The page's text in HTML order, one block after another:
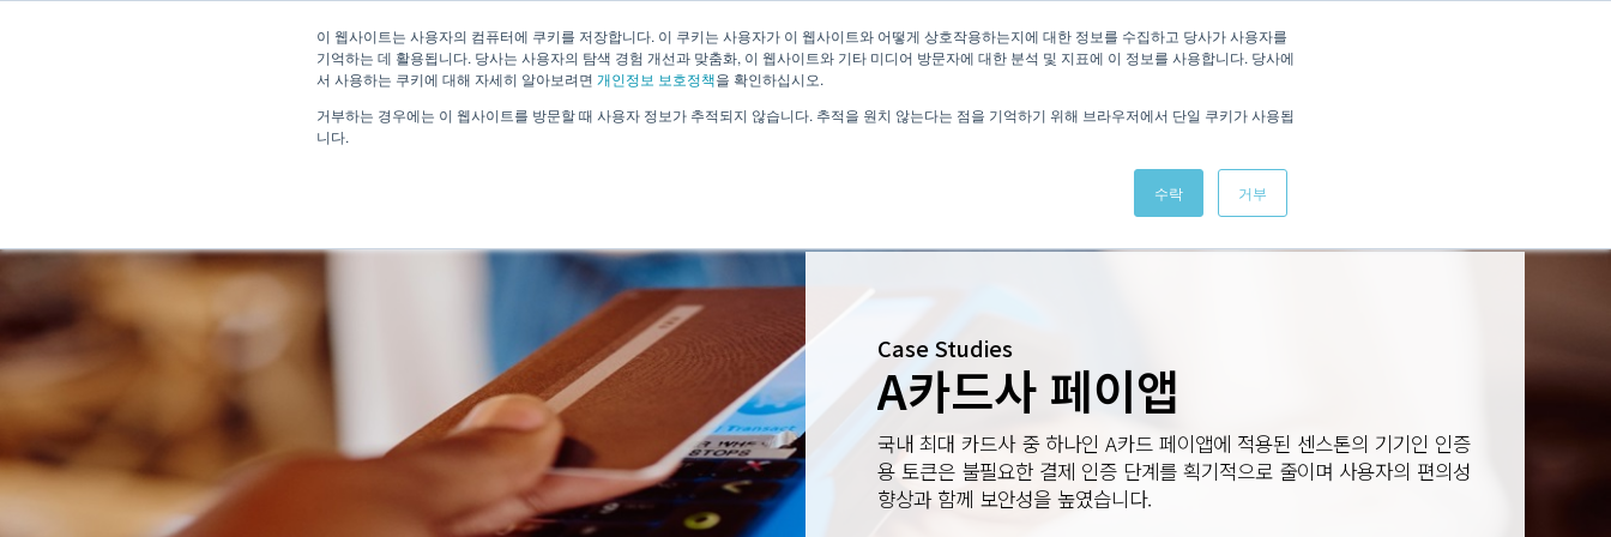
이 웹사이트는 사용자의 컴퓨터에 쿠키를 저장합니다. 이 쿠키는 사용자가 이 웹사이트와 어떻게 상호작용하는지에 대한 정보를 수집하고 당사가 사용자를
기억하는 데 활용됩니다. 당사는 사용자의 탐색 경험 개선과 맞춤화, 이 웹사이트와 기타 미디어 방문자에 대한 분석 및 지표에 이 정보를 사용합니다. 당사에
서 사용하는 쿠키에 대해 자세히 알아보려면 개인정보 보호정책을 확인하십시오.
거부하는 경우에는 이 웹사이트를 방문할 때 사용자 정보가 추적되지 않습니다. 추적을 원치 않는다는 점을 기억하기 위해 브라우저에서 단일 쿠키가 사용됩
니다.
수락 거부
회사소개 기술소개 솔루션 적용사례 회사소식
Case Studies
A카드사 페이앱
국내 최대 카드사 중 하나인 A카드 페이앱에 적용된 센스톤의 기기인 인증
용 토큰은 불필요한 결제 인증 단계를 획기적으로 줄이며 사용자의 편의성
향상과 함께 보안성을 높였습니다.